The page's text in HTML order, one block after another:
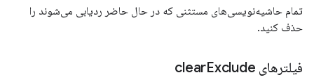
تمام حاشیه‌نویسی‌های مستثنی که در حال حاضر ردیابی می‌شوند را
حذف کنید.
فیلترهای clear Exclude